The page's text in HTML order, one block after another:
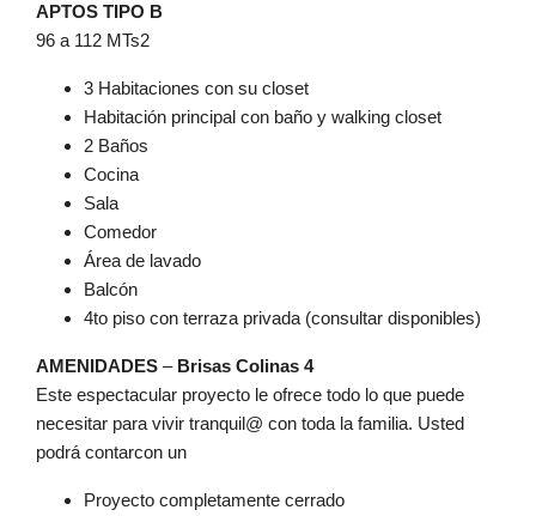
APTOS TIPO B
96 a 112 MTs2
3 Habitaciones con su closet
Habitación principal con baño y walking closet
2 Baños
Cocina
Sala
Comedor
Área de lavado
Balcón
4to piso con terraza privada (consultar disponibles)
AMENIDADES – Brisas Colinas 4
Este espectacular proyecto le ofrece todo lo que puede
necesitar para vivir tranquil@ con toda la familia. Usted
podrá contarcon un
Proyecto completamente cerrado